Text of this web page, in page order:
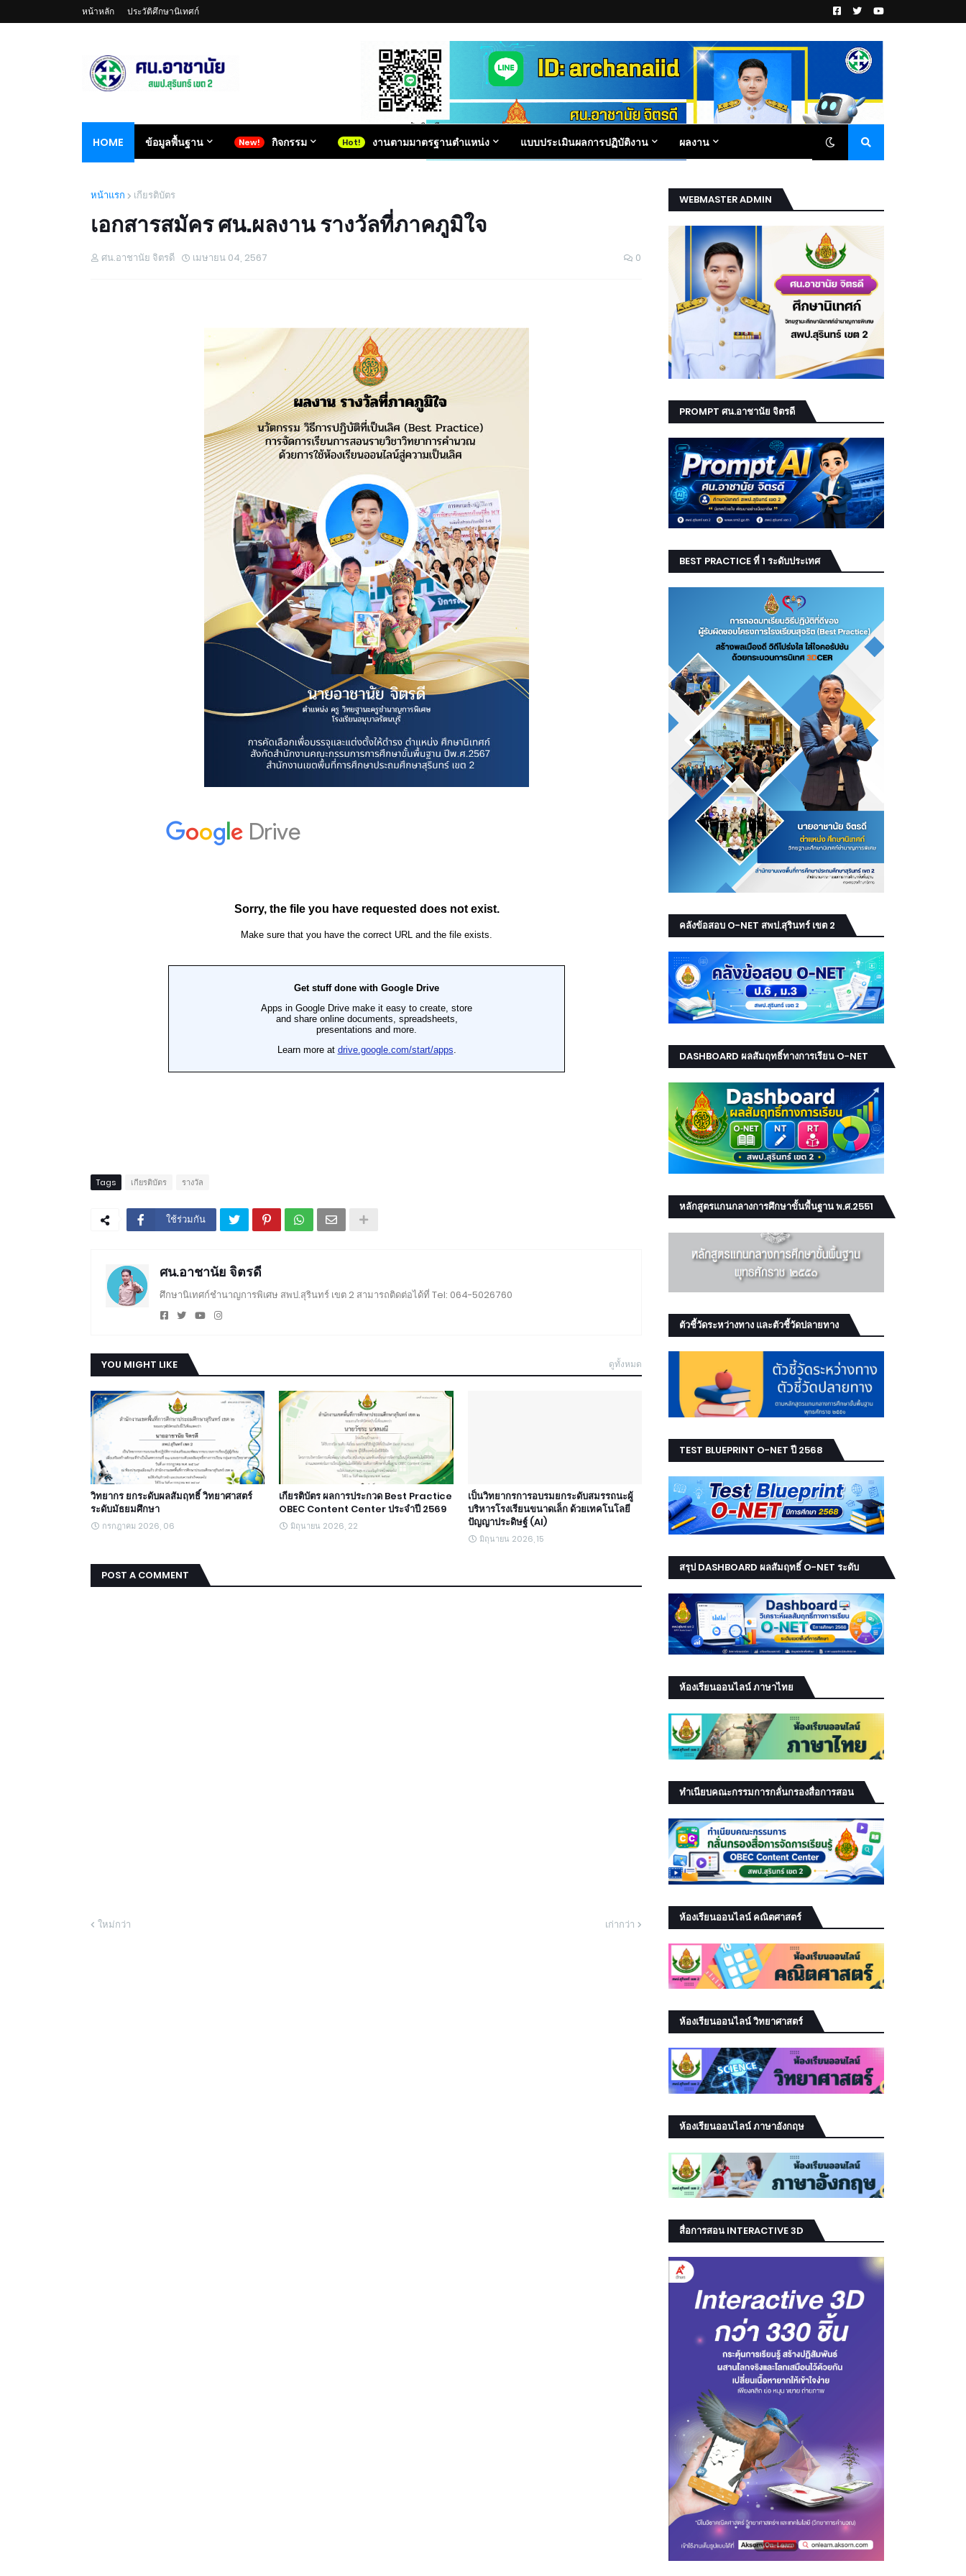
หน้าหลัก ประวัติศึกษานิเทศก์
HOME ข้อมูลพื้นฐาน กิจกรรม งานตามมาตรฐานตำแหน่ง แบบประเมินผลการปฏิบัติงาน ผลงาน
หน้าแรก เกียรติบัตร
เอกสารสมัคร ศน.ผลงาน รางวัลที่ภาคภูมิใจ
ศน.อาชานัย จิตรดี เมษายน 04, 2567 0
Tags เกียรติบัตร รางวัล
ใช้ร่วมกัน
ศน.อาชานัย จิตรดี
ศึกษานิเทศก์ชำนาญการพิเศษ สพป.สุรินทร์ เขต 2 สามารถติดต่อได้ที่ Tel: 064-5026760
YOU MIGHT LIKE ดูทั้งหมด
วิทยากร ยกระดับผลสัมฤทธิ์ วิทยาศาสตร์
ระดับมัธยมศึกษา
กรกฎาคม 2026, 06
เกียรติบัตร ผลการประกวด Best Practice
OBEC Content Center ประจำปี 2569
มิถุนายน 2026, 22
เป็นวิทยากรการอบรมยกระดับสมรรถนะผู้
บริหารโรงเรียนขนาดเล็ก ด้วยเทคโนโลยี
ปัญญาประดิษฐ์ (AI)
มิถุนายน 2026, 15
POST A COMMENT
ใหม่กว่า เก่ากว่า
WEBMASTER ADMIN
PROMPT ศน.อาชานัย จิตรดี
BEST PRACTICE ที่ 1 ระดับประเทศ
คลังข้อสอบ O-NET สพป.สุรินทร์ เขต 2
DASHBOARD ผลสัมฤทธิ์ทางการเรียน O-NET
หลักสูตรแกนกลางการศึกษาขั้นพื้นฐาน พ.ศ.2551
ตัวชี้วัดระหว่างทาง และตัวชี้วัดปลายทาง
TEST BLUEPRINT O-NET ปี 2568
สรุป DASHBOARD ผลสัมฤทธิ์ O-NET ระดับ
เขต
ห้องเรียนออนไลน์ ภาษาไทย
ทำเนียบคณะกรรมการกลั่นกรองสื่อการสอน
ห้องเรียนออนไลน์ คณิตศาสตร์
ห้องเรียนออนไลน์ วิทยาศาสตร์
ห้องเรียนออนไลน์ ภาษาอังกฤษ
สื่อการสอน INTERACTIVE 3D